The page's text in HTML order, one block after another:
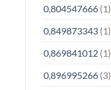
0,804547666(1)
0,849873343(1)
0,869841012(1)
0,896995266(3)